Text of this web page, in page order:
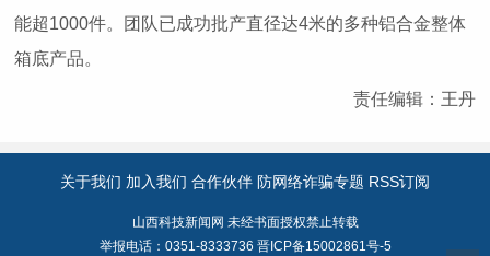
能超1000件。团队已成功批产直径达4米的多种铝合金整体
箱底产品。
责任编辑：王丹
关于我们 加入我们 合作伙伴 防网络诈骗专题 RSS订阅
山西科技新闻网 未经书面授权禁止转载
举报电话：0351-8333736 晋ICP备15002861号-5